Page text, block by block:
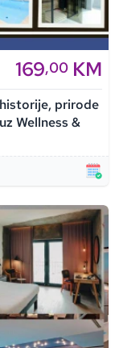
169,00 KM
prirode
Wellness &